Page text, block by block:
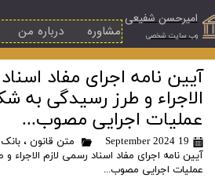
درباره من مشاوره
امیرحسن شفیعی
​وب سایت شخصی
آیین‌ نامه اجرای مفاد
الاجراء و طرز رسیدگی به
عملیات اجرایی مصوب...
19 September 2024 متن قانون ،
آیین‌ نامه اجرای مفاد اسناد رسمی لازم
عملیات اجرایی مصوب...